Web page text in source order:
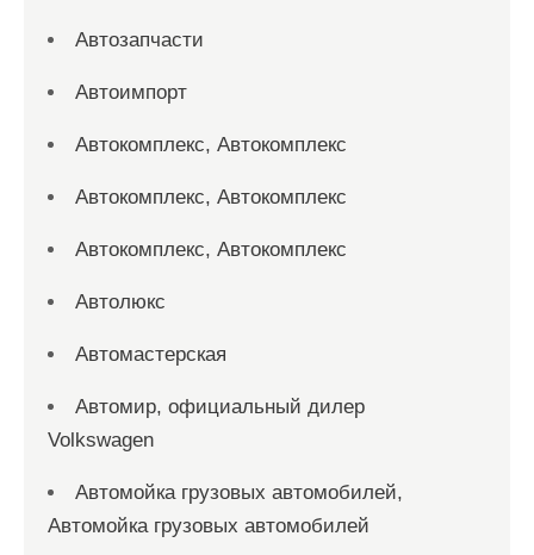
Автозапчасти
Автоимпорт
Автокомплекс, Автокомплекс
Автокомплекс, Автокомплекс
Автокомплекс, Автокомплекс
Автолюкс
Автомастерская
Автомир, официальный дилер
Volkswagen
Автомойка грузовых автомобилей,
Автомойка грузовых автомобилей